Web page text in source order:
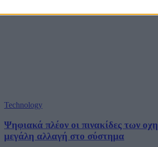
Technology
Ψηφιακά πλέον οι πινακίδες των
μεγάλη αλλαγή στο σύστημα